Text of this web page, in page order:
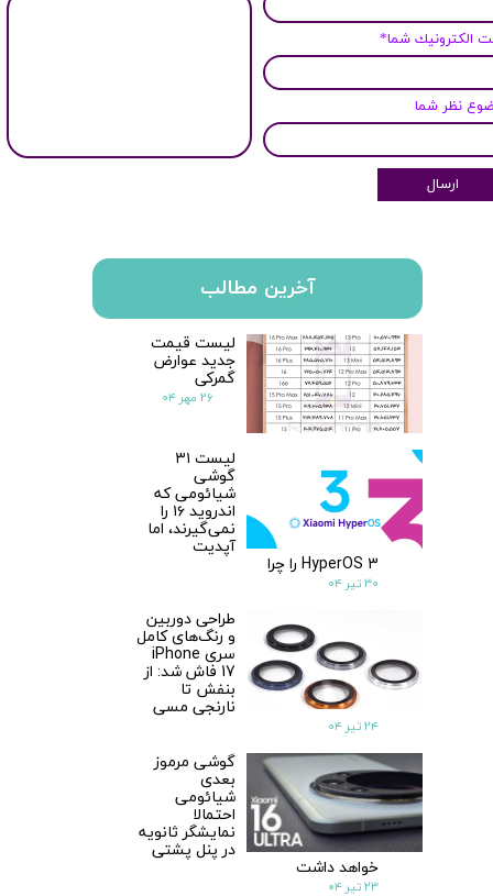
★
الكترونيك شما*
نظر شما
ارسال
آخرین مطالب
لیست قیمت
جدید عوارض
گمرکی
۲۶ مهر ۰۴
لیست ۳۱
گوشی
شیائومی که
اندروید ۱۶ را
نمی‌گیرند، اما
آپدیت
HyperOS 3 را چرا
۳۰ تیر ۰۴
طراحی دوربین
و رنگ‌های کامل
سری iPhone
17 فاش شد: از
بنفش تا
نارنجی مسی
۲۴ تیر ۰۴
گوشی مرموز
بعدی
شیائومی
احتمالا
نمایشگر ثانویه
در پنل پشتی
خواهد داشت
۲۳ تیر ۰۴